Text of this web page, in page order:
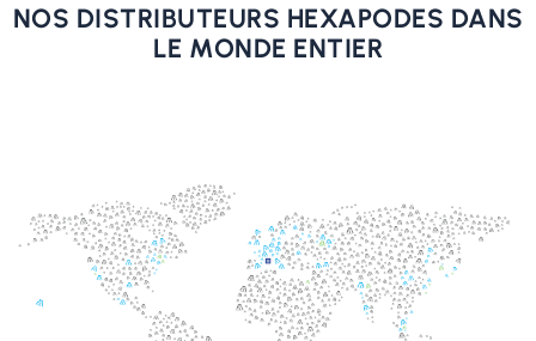
NOS DISTRIBUTEURS HEXAPODES DANS
LE MONDE ENTIER